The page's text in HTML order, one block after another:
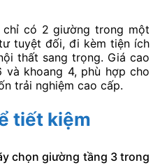
có 2 giường trong một
tuyệt đối, đi kèm tiện ích
thất sang trọng. Giá cao
và khoang 4, phù hợp cho
trải nghiệm cao cấp.
tiết kiệm
chọn giường tầng 3 trong